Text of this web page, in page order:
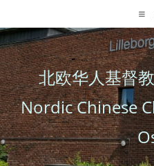
to
content
北欧华人基督
Nordic Chinese